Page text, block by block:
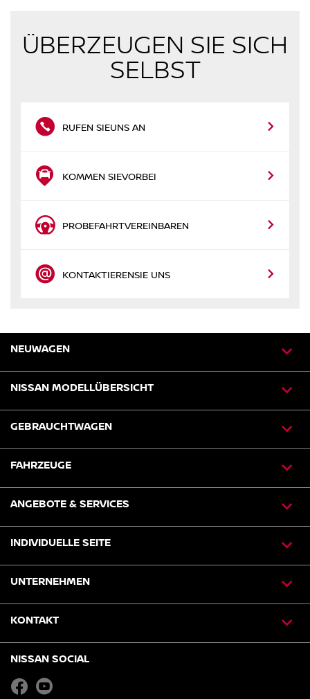
ÜBERZEUGEN SIE SICH
SELBST
RUFEN SIEUNS AN
KOMMEN SIEVORBEI
PROBEFAHRTVEREINBAREN
KONTAKTIERENSIE UNS
NEUWAGEN
NISSAN MODELLÜBERSICHT
GEBRAUCHTWAGEN
FAHRZEUGE
ANGEBOTE & SERVICES
INDIVIDUELLE SEITE
UNTERNEHMEN
KONTAKT
NISSAN SOCIAL